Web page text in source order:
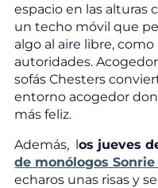
espacio en las alturas
un techo móvil que
algo al aire libre,
autoridades.
sofás Chesters
entorno acogedor
más feliz.
Además, los jueves
de monólogos Sonrie
echaros unas risas y